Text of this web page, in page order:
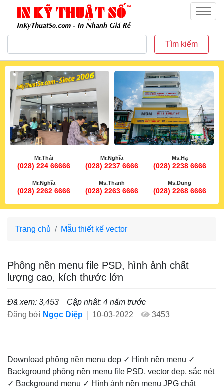
inkythuatso.com
Menu
Tìm kiếm
Mr.Thái
(028) 224 66666
Mr.Nghĩa
(028) 2237 6666
Ms.Hạ
(028) 2238 6666
Mr.Nghĩa
(028) 2262 6666
Ms.Thanh
(028) 2263 6666
Ms.Dung
(028) 2268 6666
Trang chủ Mẫu thiết kế vector
Phông nền menu file PSD, hình ảnh chất
lượng cao, kích thước lớn
Đã xem: 3,453
Cập nhât: 4 năm trước
Đăng bởi Ngọc Diệp 10-03-2022 3453
Download phông nền menu đẹp ✓ Hình nền menu ✓
Background phông nền menu file PSD, vector đẹp, sắc nét
✓ Background menu ✓ Hình ảnh nền menu JPG chất